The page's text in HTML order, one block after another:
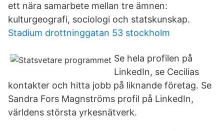
ett nära samarbete mellan tre ämnen:
kulturgeografi, sociologi och statskunskap.
Stadium drottninggatan 53 stockholm
Se hela profilen på
LinkedIn, se Cecilias
kontakter och hitta jobb på liknande företag. Se
Sandra Fors Magnströms profil på LinkedIn,
världens största yrkesnätverk.